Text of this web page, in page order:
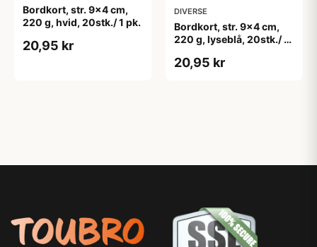
Bordkort, str. 9x4 cm,
220 g, hvid, 20stk./ 1 pk.
20,95 kr
DIVERSE
Bordkort, str. 9x4 cm,
220 g, lyseblå, 20stk./ 1
20,95 kr